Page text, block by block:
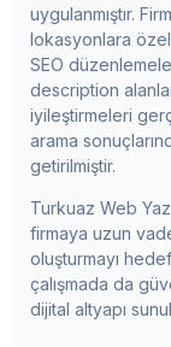
uygulanmıştır.
lokasyonlara özel
SEO
description
iyileştirmeleri
arama
getirilmiştir.
Turkuaz Web
firmaya uzun
oluşturmayı
çalışmada da
dijital altyapı